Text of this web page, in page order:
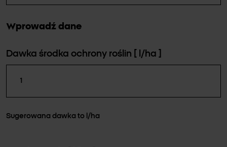
Wprowadź dane
Dawka środka ochrony roślin [ l/ha ]
Sugerowana dawka to l/ha